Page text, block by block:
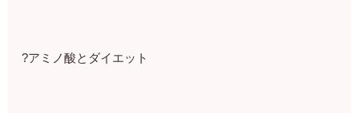
?アミノ酸とダイエット